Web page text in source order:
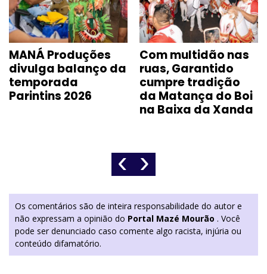
MANÁ Produções
divulga balanço da
temporada
Parintins 2026
Com multidão nas
ruas, Garantido
cumpre tradição
da Matança do Boi
na Baixa da Xanda
‹ ›
Os comentários são de inteira responsabilidade do autor e
não expressam a opinião do Portal Mazé Mourão . Você
pode ser denunciado caso comente algo racista, injúria ou
conteúdo difamatório.